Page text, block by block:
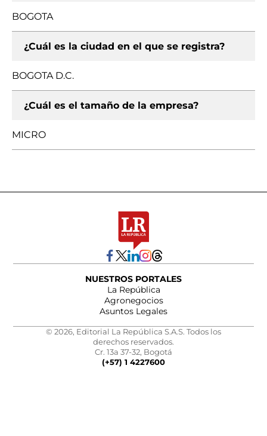
BOGOTA
¿Cuál es la ciudad en el que se registra?
BOGOTA D.C.
¿Cuál es el tamaño de la empresa?
MICRO
NUESTROS PORTALES
La República
Agronegocios
Asuntos Legales
© 2026, Editorial La República S.A.S. Todos los
derechos reservados.
Cr. 13a 37-32, Bogotá
(+57) 1 4227600